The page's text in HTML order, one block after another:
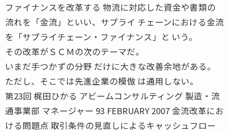
ファイナンスを改革する 物流に対応した資金や書類の
流れを「金流」といい、サプライ チェーンにおける金流
を「サプライチェーン・ファイナンス」と いう。
その改革がＳＣＭの次のテーマだ。
いまだ手つかずの分野 だけに大きな改善余地がある。
ただし、そこでは先進企業の模倣 は通用しない。
第23回 梶田ひかる アビームコンサルティング 製造・流
通事業部 マネージャー 93 FEBRUARY 2007 金流改革にお
ける問題点 取引条件の見直しによるキャッシュフロー